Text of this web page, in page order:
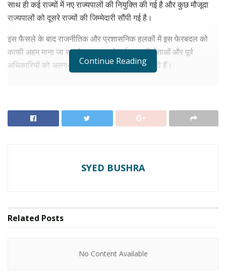
साथ ही कई राज्यों में नए राज्यपालों की नियुक्ति की गई है और कुछ मौजूदा
राज्यपालों को दूसरे राज्यों की जिम्मेदारी सौंपी गई है।
इस फैसले के बाद राजनीतिक और प्रशासनिक हलकों में इस फेरबदल को
काफी अहम माना जा रहा है। सरकार ने कई अनुभवी नेताओं और पूर्व
अधिकारियों को अलग-अलग राज्यों में नई जिम्मेदारियां दी हैं।
No Content Available
कई राज्यों में बदले राज्यपाल
जिष्णु देव वर्मा को महाराष्ट्र का नया राज्यपाल बनाया गया है। बिहार के
राज्यपाल नियुक्त किया गया है।
Continue Reading
SYED BUSHRA
Related Posts
No Content Available